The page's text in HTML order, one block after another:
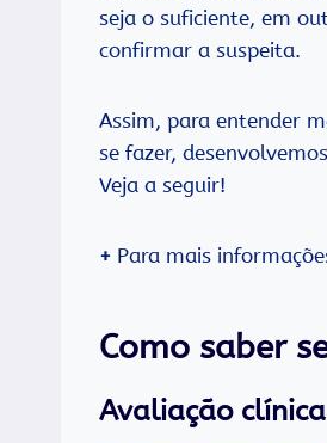
seja o suficiente, em
confirmar a suspeita.
Assim, para entender
se fazer,
Veja a seguir!
+ Para mais
Como saber
Avaliação clínica